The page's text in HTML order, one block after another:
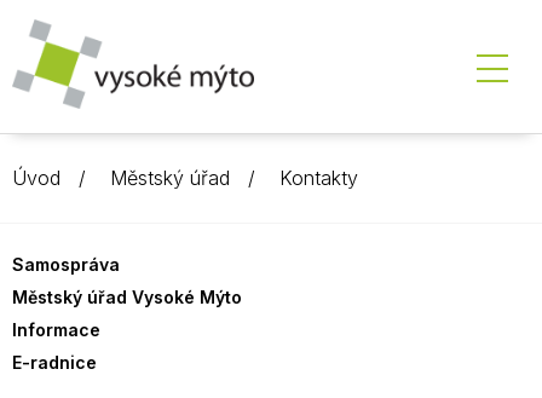
Úvod Městský úřad Kontakty
Samospráva
Městský úřad Vysoké Mýto
Informace
E-radnice